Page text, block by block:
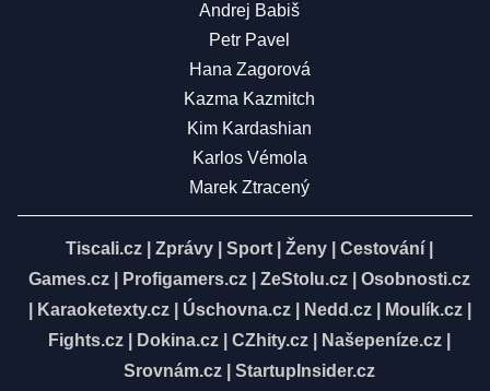
Andrej Babiš
Petr Pavel
Hana Zagorová
Kazma Kazmitch
Kim Kardashian
Karlos Vémola
Marek Ztracený
Tiscali.cz Zprávy Sport Ženy Cestování
Games.cz
Profigamers.cz ZeStolu.cz
Osobnosti.cz
Karaoketexty.cz| Úschovna.cz| Nedd.cz| Moulík.cz|
Fights.cz
Dokina.cz CZhity.cz Našepeníze.cz
Srovnám.cz
StartupInsider.cz